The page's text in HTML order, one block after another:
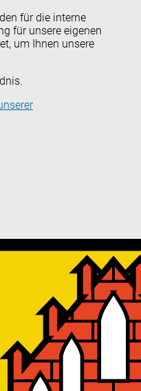
für die interne
für unsere eigenen
um Ihnen unsere